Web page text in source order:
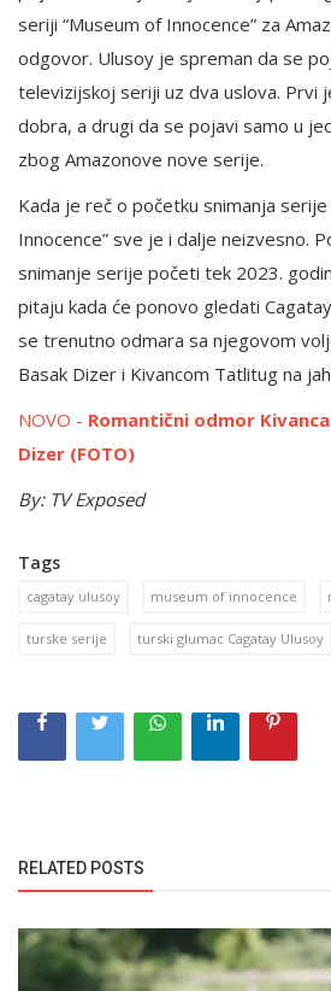
seriji “Museum of Innocence” za
odgovor. Ulusoy je spreman da se
televizijskoj seriji uz dva uslova. Prvi
dobra, a drugi da se pojavi samo u
zbog Amazonove nove serije.
Kada je reč o početku snimanja serije
Innocence” sve je i dalje neizvesno.
snimanje serije početi tek 2023.
pitaju kada će ponovo gledati
se trenutno odmara sa njegovom
Basak Dizer i Kivancom Tatlitug na
NOVO - Romantični odmor
Dizer (FOTO)
By: TV Exposed
Tags
cagatay ulusoy museum of innocence
turske serije turski glumac Cagatay Ulusoy
RELATED POSTS